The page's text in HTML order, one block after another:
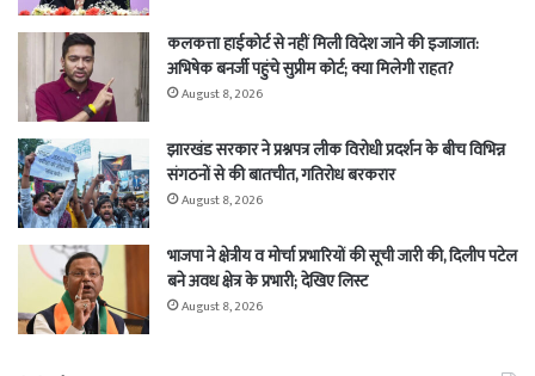
कलकत्ता हाईकोर्ट से नहीं मिली विदेश जाने की इजाजात:
अभिषेक बनर्जी पहुंचे सुप्रीम कोर्ट; क्या मिलेगी राहत?
August 8, 2026
झारखंड सरकार ने प्रश्नपत्र लीक विरोधी प्रदर्शन के बीच विभिन्न
संगठनों से की बातचीत, गतिरोध बरकरार
August 8, 2026
भाजपा ने क्षेत्रीय व मोर्चा प्रभारियों की सूची जारी की, दिलीप पटेल
बने अवध क्षेत्र के प्रभारी; देखिए लिस्ट
August 8, 2026